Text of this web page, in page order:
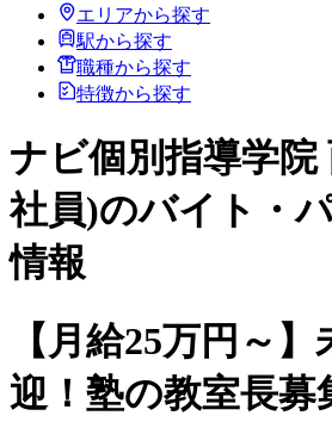
エリアから探す
駅から探す
職種から探す
特徴から探す
ナビ個別指導学院
社員)のバイト・
情報
【月給25万円～
迎！塾の教室長